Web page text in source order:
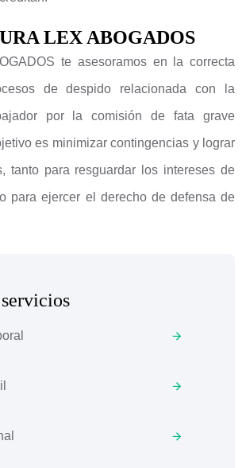
LEX ABOGADOS
te asesoramos en la correcta
de despido relacionada con la
por la comisión de fata grave
es minimizar contingencias y lograr
tanto para resguardar los intereses de
para ejercer el derecho de defensa de